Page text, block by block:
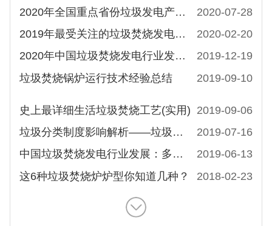
2020年全国重点省份垃圾发电产业发展规划
2020-07-28
2019年最受关注的垃圾焚烧发电TOP10 政策类文件有哪些？附要点解读
2020-02-20
2020年中国垃圾焚烧发电行业发展现状及未来发展趋势分析[图]
2019-12-19
垃圾焚烧锅炉运行技术经验总结
2019-09-10
史上最详细生活垃圾焚烧工艺(实用) 2019-09-06
垃圾分类制度影响解析——垃圾焚烧发电行业的安全边际
2019-07-16
中国垃圾焚烧发电行业发展：多重政策支持发展及大气环保标准分析
2019-06-13
这6种垃圾焚烧炉炉型你知道几种？
2018-02-23